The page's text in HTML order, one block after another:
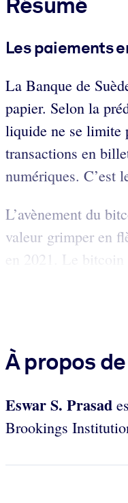
Les paiements
La Banque de
papier. Selon la
liquide ne se limite
transactions en
numériques. C’est
L’avènement du
valeur grimper en
en 2021. Le
À propos
Eswar S. Prasad
Brookings